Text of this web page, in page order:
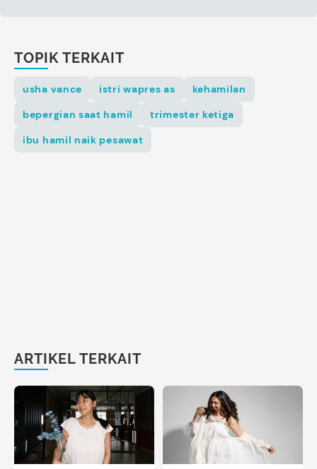
TOPIK TERKAIT
usha vance istri wapres as
kehamilan
bepergian saat hamil
trimester ketiga
ibu hamil naik pesawat
ARTIKEL TERKAIT